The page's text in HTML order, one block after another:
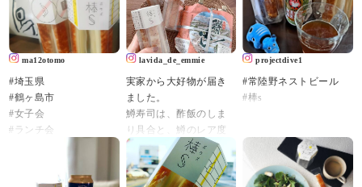
ma12otomo
#埼玉県
#鶴ヶ島市
#女子会
#ランチ会
#洋風レストラン
lavida_de_emmie
実家から大好物が届き
ました。
鱒寿司は、酢飯のしま
り具合と、鱒のレア度
でチャートが作れるの
ですが、わたしは酢飯
はなんでもOK、鱒はレ
projectdive1
#常陸野ネストビール
#棒s